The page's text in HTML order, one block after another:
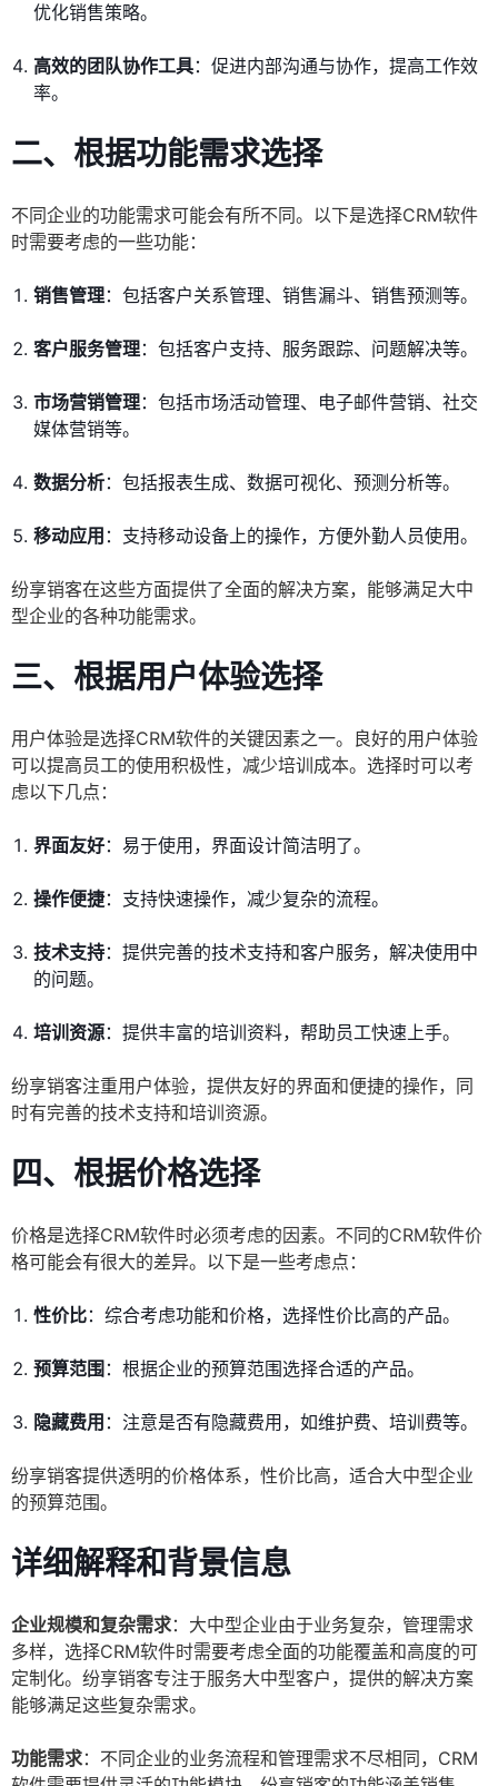
优化销售策略。
高效的团队协作工具：促进内部沟通与协作，提高工作效
率。
二、根据功能需求选择
不同企业的功能需求可能会有所不同。以下是选择CRM软件
时需要考虑的一些功能：
销售管理：包括客户关系管理、销售漏斗、销售预测等。
客户服务管理：包括客户支持、服务跟踪、问题解决等。
市场营销管理：包括市场活动管理、电子邮件营销、社交
媒体营销等。
数据分析：包括报表生成、数据可视化、预测分析等。
移动应用 ：支持移动设备上的操作，方便外勤人员使用。
纷享销客在这些方面提供了全面的解决方案，能够满足大中
型企业的各种功能需求。
三、根据用户体验选择
用户体验是选择CRM软件的关键因素之一。良好的用户体验
可以提高员工的使用积极性，减少培训成本。选择时可以考
虑以下几点：
界面友好：易于使用，界面设计简洁明了。
操作便捷：支持快速操作，减少复杂的流程。
技术支持：提供完善的技术支持和客户服务，解决使用中
的问题。
培训资源：提供丰富的培训资料，帮助员工快速上手。
纷享销客注重用户体验，提供友好的界面和便捷的操作，同
时有完善的技术支持和培训资源。
四、根据价格选择
价格是选择CRM软件时必须考虑的因素。不同的CRM软件价
格可能会有很大的差异。以下是一些考虑点：
性价比：综合考虑功能和价格，选择性价比高的产品。
预算范围 ：根据企业的预算范围选择合适的产品。
隐藏费用 ：注意是否有隐藏费用，如维护费、培训费等。
纷享销客提供透明的价格体系，性价比高，适合大中型企业
的预算范围。
详细解释和背景信息
企业规模和复杂需求：大中型企业由于业务复杂，管理需求
多样，选择CRM软件时需要考虑全面的功能覆盖和高度的可
定制化。纷享销客专注于服务大中型客户，提供的解决方案
能够满足这些复杂需求。
功能需求：不同企业的业务流程和管理需求不尽相同，CRM